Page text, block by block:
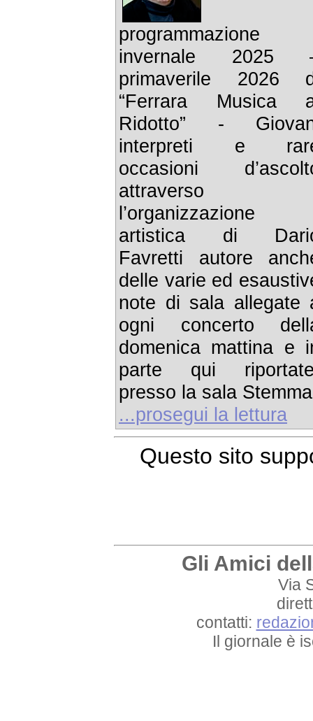
programmazione
invernale 2025
primaverile 2026
“Ferrara Musica
Ridotto” -
interpreti e
occasioni
attraverso
l’organizzazione
artistica di
Favretti autore
delle varie ed
note di sala allegate
ogni concerto
domenica mattina e
parte qui
presso la sala Stemma
...prosegui la lettura
Questo sito
Gli Amici
Via
contatti:
Il giornale è